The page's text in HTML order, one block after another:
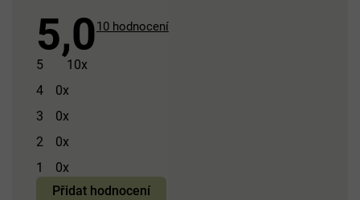
5,0Průměrné
10 hodnocení
5
10x
4
0x
3
0x
2
0x
1
0x
Přidat hodnocení